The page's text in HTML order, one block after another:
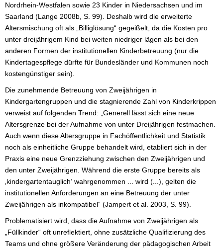
Nordrhein-Westfalen sowie 23 Kinder in Niedersachsen und im
Saarland (Lange 2008b, S. 99). Deshalb wird die erweiterte
Altersmischung oft als „Billiglösung“ gegeißelt, da die Kosten pro
unter dreijährigem Kind bei weiten niedriger lägen als bei den
anderen Formen der institutionellen Kinderbetreuung (nur die
Kindertagespflege dürfte für Bundesländer und Kommunen noch
kostengünstiger sein).
Die zunehmende Betreuung von Zweijährigen in
Kindergartengruppen und die stagnierende Zahl von Kinderkrippen
verweist auf folgenden Trend: „Generell lässt sich eine neue
Altersgrenze bei der Aufnahme von unter Dreijährigen festmachen.
Auch wenn diese Altersgruppe in Fachöffentlichkeit und Statistik
noch als einheitliche Gruppe behandelt wird, etabliert sich in der
Praxis eine neue Grenzziehung zwischen den Zweijährigen und
den unter Zweijährigen. Während die erste Gruppe bereits als
‚kindergartentauglich‘ wahrgenommen ... wird (...), gelten die
institutionellen Anforderungen an eine Betreuung der unter
Zweijährigen als inkompatibel“ (Jampert et al. 2003, S. 99).
Problematisiert wird, dass die Aufnahme von Zweijährigen als
„Füllkinder“ oft unreflektiert, ohne zusätzliche Qualifizierung des
Teams und ohne größere Veränderung der pädagogischen Arbeit